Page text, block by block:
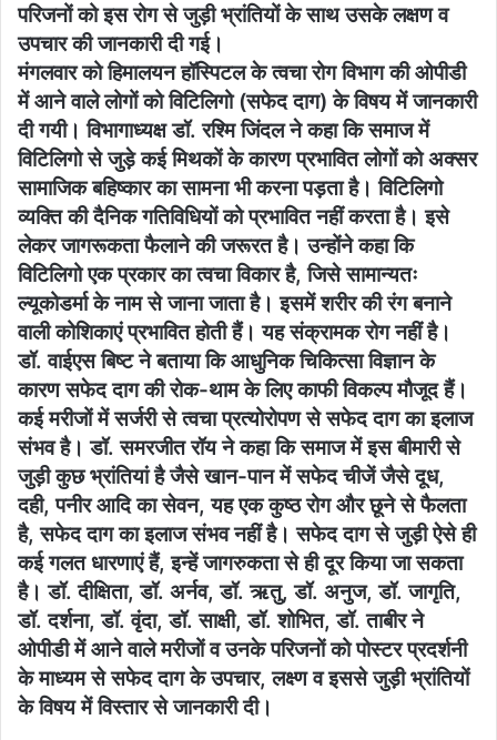
परिजनों को इस रोग से जुड़ी भ्रांतियों के साथ उसके लक्षण व
उपचार की जानकारी दी गई।
मंगलवार को हिमालयन हॉस्पिटल के त्वचा रोग विभाग की ओपीडी
में आने वाले लोगों को विटिलिगो (सफेद दाग) के विषय में जानकारी
दी गयी। विभागाध्यक्ष डॉ. रश्मि जिंदल ने कहा कि समाज में
विटिलिगो से जुड़े कई मिथकों के कारण प्रभावित लोगों को अक्सर
सामाजिक बहिष्कार का सामना भी करना पड़ता है। विटिलिगो
व्यक्ति की दैनिक गतिविधियों को प्रभावित नहीं करता है। इसे
लेकर जागरूकता फैलाने की जरूरत है। उन्होंने कहा कि
विटिलिगो एक प्रकार का त्वचा विकार है, जिसे सामान्यतः
ल्यूकोडर्मा के नाम से जाना जाता है। इसमें शरीर की रंग बनाने
वाली कोशिकाएं प्रभावित होती हैं। यह संक्रामक रोग नहीं है।
डॉ. वाईएस बिष्ट ने बताया कि आधुनिक चिकित्सा विज्ञान के
कारण सफेद दाग की रोक-थाम के लिए काफी विकल्प मौजूद हैं।
कई मरीजों में सर्जरी से त्वचा प्रत्योरोपण से सफेद दाग का इलाज
संभव है। डॉ. समरजीत रॉय ने कहा कि समाज में इस बीमारी से
जुड़ी कुछ भ्रांतियां है जैसे खान-पान में सफेद चीजें जैसे दूध,
दही, पनीर आदि का सेवन, यह एक कुष्ठ रोग और छूने से फैलता
है, सफेद दाग का इलाज संभव नहीं है। सफेद दाग से जुड़ी ऐसे ही
कई गलत धारणाएं हैं, इन्हें जागरुकता से ही दूर किया जा सकता
है। डॉ. दीक्षिता, डॉ. अर्नव, डॉ. ऋतु, डॉ. अनुज, डॉ. जागृति,
डॉ. दर्शना, डॉ. वृंदा, डॉ. साक्षी, डॉ. शोभित, डॉ. ताबीर ने
ओपीडी में आने वाले मरीजों व उनके परिजनों को पोस्टर प्रदर्शनी
के माध्यम से सफेद दाग के उपचार, लक्ष्ण व इससे जुड़ी भ्रांतियों
के विषय में विस्तार से जानकारी दी।